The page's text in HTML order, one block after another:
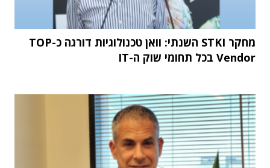
מחקר STKI השנתי: וואן טכנולוגיות דורגה כ-TOP
Vendor בכל תחומי שוק ה-IT